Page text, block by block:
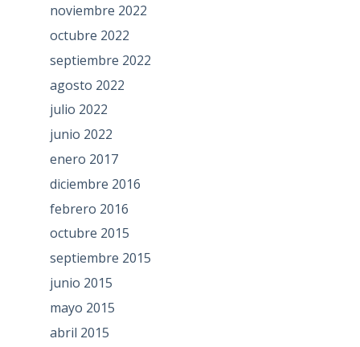
noviembre 2022
octubre 2022
septiembre 2022
agosto 2022
julio 2022
junio 2022
enero 2017
diciembre 2016
febrero 2016
octubre 2015
septiembre 2015
junio 2015
mayo 2015
abril 2015